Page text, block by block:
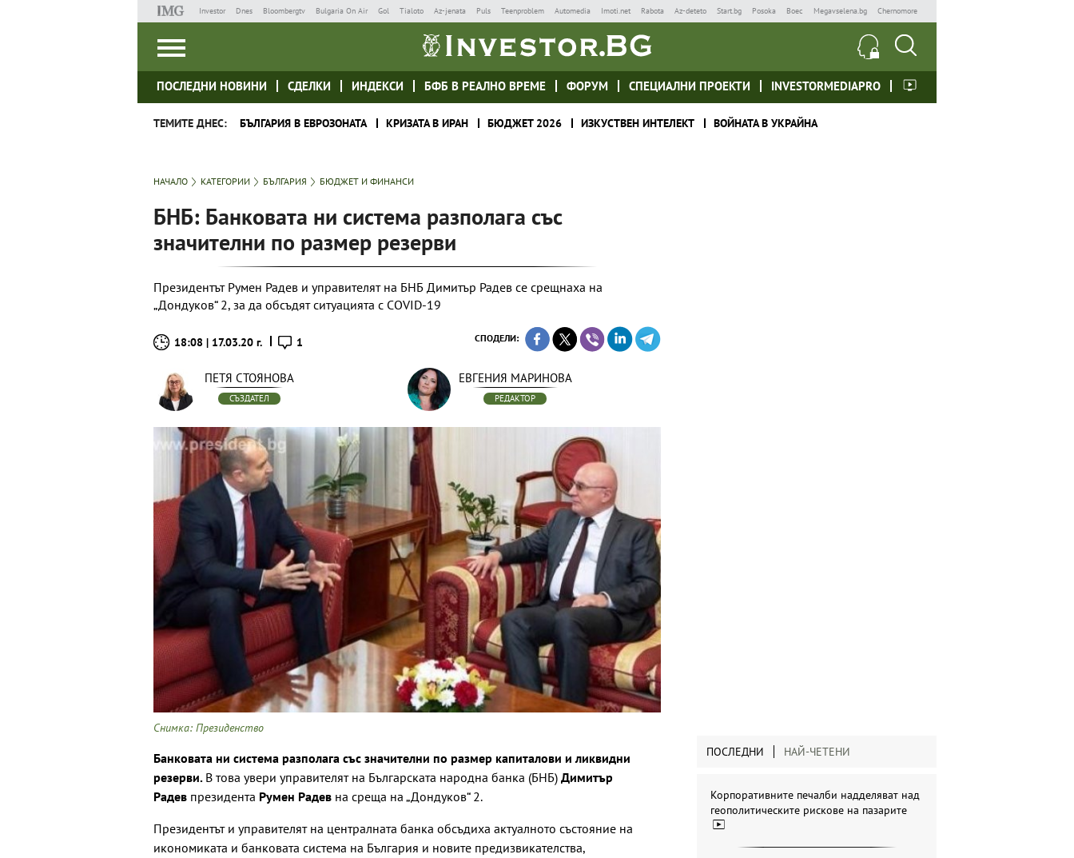
Investor Dnes Bloombergtv Bulgaria On Air Gol Tialoto Az-jenata Puls Teenproblem Automedia Imoti.net Rabota Az-deteto Start.bg Posoka Boec Megavselena.bg Chernomore
ПОСЛЕДНИ НОВИНИ СДЕЛКИ ИНДЕКСИ БФБ В РЕАЛНО ВРЕМЕ ФОРУМ СПЕЦИАЛНИ ПРОЕКТИ INVESTORMEDIAPRO
ТЕМИТЕ ДНЕС: БЪЛГАРИЯ В ЕВРОЗОНАТА КРИЗАТА В ИРАН БЮДЖЕТ 2026 ИЗКУСТВЕН ИНТЕЛЕКТ ВОЙНАТА В УКРАЙНА
НАЧАЛО КАТЕГОРИИ БЪЛГАРИЯ БЮДЖЕТ И ФИНАНСИ
БНБ: Банковата ни система разполага със
значителни по размер резерви
Президентът Румен Радев и управителят на БНБ Димитър Радев се срещнаха на
„Дондуков“ 2, за да обсъдят ситуацията с COVID-19
18:08 | 17.03.20 г. 1 СПОДЕЛИ:
ПЕТЯ СТОЯНОВА
СЪЗДАТЕЛ
ЕВГЕНИЯ МАРИНОВА
РЕДАКТОР
Снимка: Президенство
Банковата ни система разполага със значителни по размер капиталови и ликвидни
резерви. В това увери управителят на Българската народна банка (БНБ) Димитър
Радев президента Румен Радев на среща на „Дондуков“ 2.
Президентът и управителят на централната банка обсъдиха актуалното състояние на
икономиката и банковата система на България и новите предизвикателства,
ПОСЛЕДНИ НАЙ-ЧЕТЕНИ
Корпоративните печалби надделяват над
геополитическите рискове на пазарите